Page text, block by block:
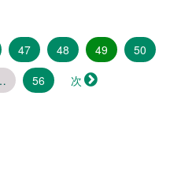
47 48 49（こ
の
50
56 次